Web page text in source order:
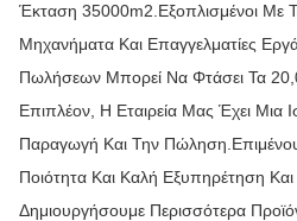
Έκταση 35000m2.Εξοπλισμένοι Με
Μηχανήματα Και Επαγγελματίες
Πωλήσεων Μπορεί Να Φτάσει Τα
Επιπλέον, Η Εταιρεία Μας Έχει Μια
Παραγωγή Και Την
Ποιότητα Και Καλή Εξυπηρέτηση
Δημιουργήσουμε Περισσότερα